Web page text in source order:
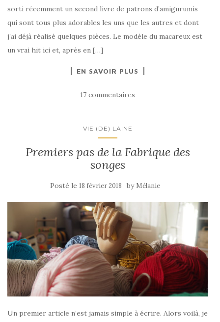
sorti récemment un second livre de patrons d’amigurumis
qui sont tous plus adorables les uns que les autres et dont
j’ai déjà réalisé quelques pièces. Le modèle du macareux est
un vrai hit ici et, après en […]
EN SAVOIR PLUS
17 commentaires
VIE (DE) LAINE
Premiers pas de la Fabrique des
songes
Posté le 18 février 2018 by Mélanie
Un premier article n’est jamais simple à écrire. Alors voilà, je